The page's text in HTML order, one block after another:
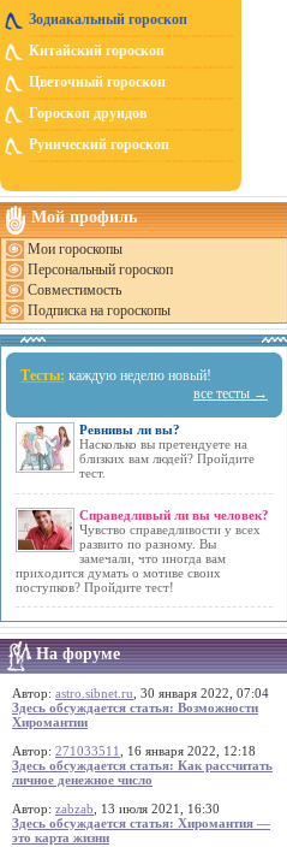
Зодиакальный гороскоп
Китайский гороскоп
Цветочный гороскоп
Гороскоп друидов
Рунический гороскоп
Мой профиль
Мои гороскопы
Персональный гороскоп
Совместимость
Подписка на гороскопы
Тесты: каждую неделю новый!
все тесты →
Ревнивы ли вы?
Насколько вы претендуете на
близких вам людей? Пройдите
тест.
Справедливый ли вы человек?
Чувство справедливости у всех
развито по разному. Вы
замечали, что иногда вам
приходится думать о мотиве своих
поступков? Пройдите тест!
На форуме
Автор: astro.sibnet.ru , 30 января 2022, 07:04
Здесь обсуждается статья: Возможности
Хиромантии
Автор: 271033511
, 16 января 2022, 12:18
Здесь обсуждается статья: Как рассчитать
личное денежное число
Автор: zabzab , 13 июля 2021, 16:30
Здесь обсуждается статья: Хиромантия —
это карта жизни